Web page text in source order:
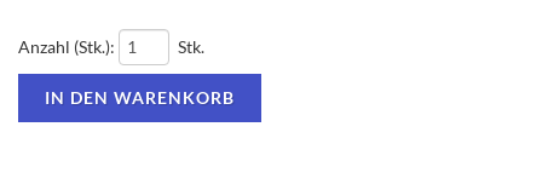
Anzahl (Stk.): Stk.